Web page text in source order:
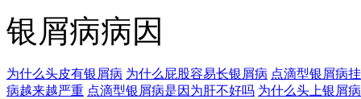
银屑病病因
为什么头皮有银屑病 为什么屁股容易长银屑病 点滴型银屑病
病越来越严重 点滴型银屑病是因为肝不好吗 为什么头上银屑